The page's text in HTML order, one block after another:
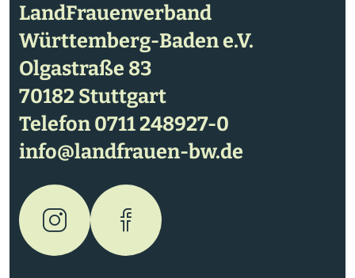
LandFrauenverband
Württemberg-Baden e.V.
Olgastraße 83
70182 Stuttgart
Telefon0711 248927-0
info@landfrauen-bw.de